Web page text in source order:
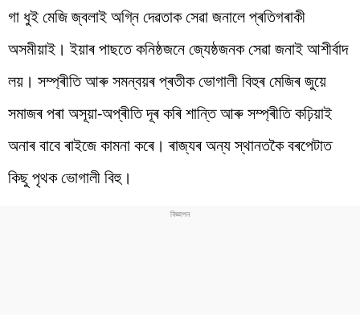
গা ধুই মেজি জ্বলাই অগ্নি দেৱতাক সেৱা জনালে প্ৰতিগৰাকী
অসমীয়াই। ইয়াৰ পাছতে কনিষ্ঠজনে জ্যেষ্ঠজনক সেৱা জনাই আশীৰ্বাদ
লয়। সম্প্ৰীতি আৰু সমন্বয়ৰ প্ৰতীক ভোগালী বিহুৰ মেজিৰ জুয়ে
সমাজৰ পৰা অসূয়া-অপ্ৰীতি দূৰ কৰি শান্তি আৰু সম্প্ৰীতি কঢ়িয়াই
অনাৰ বাবে ৰাইজে কামনা কৰে। ৰাজ্যৰ অন্য স্থানতকৈ বৰপেটাত
কিছু পৃথক ভোগালী বিহু।